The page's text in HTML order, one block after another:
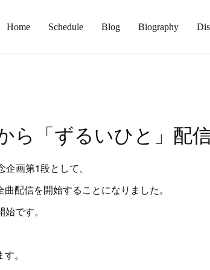
Home Schedule Blog Biography
ら「ずるいひと」配信
画第1段として、
配信を開始することになりました。
です。
。